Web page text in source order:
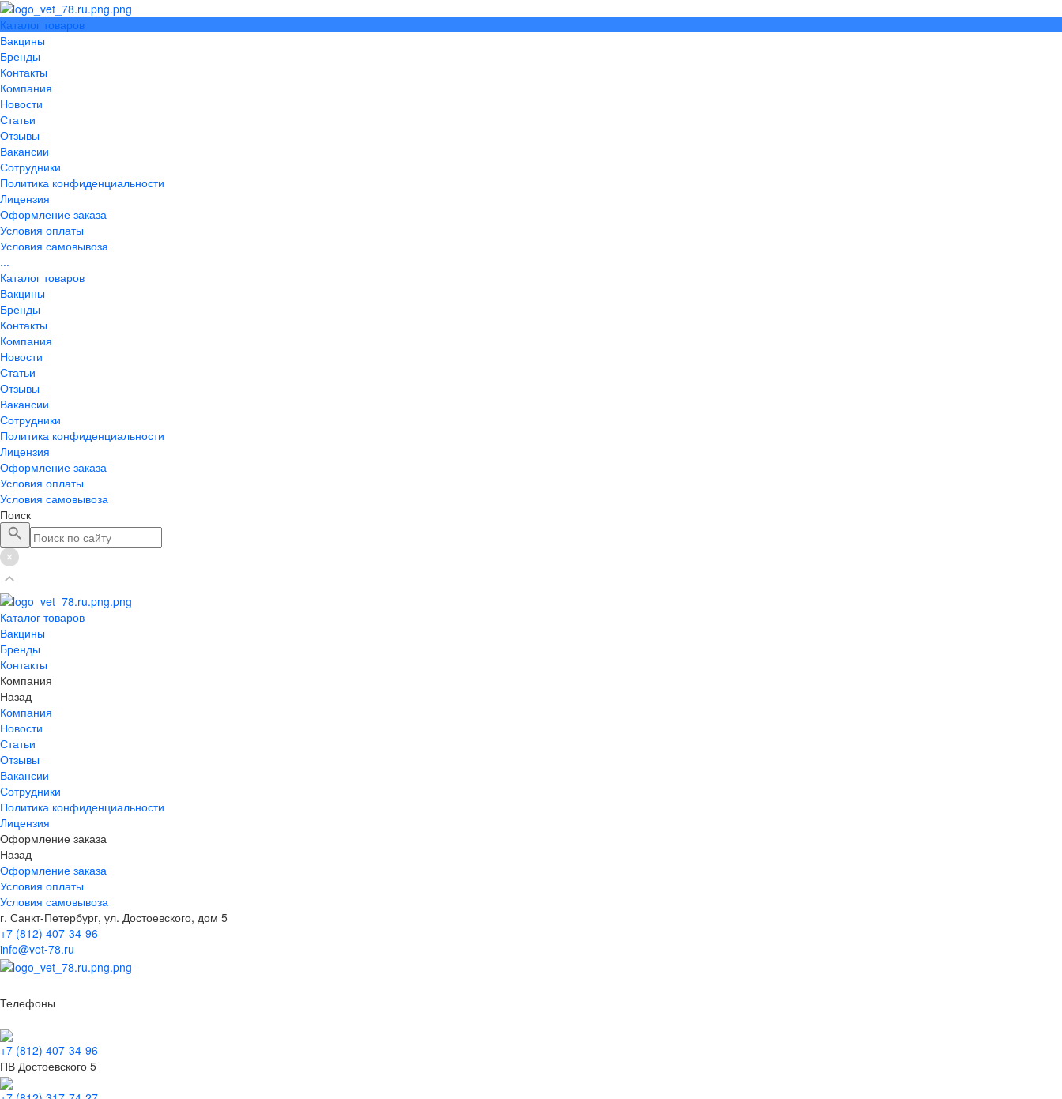
Каталог товаров
Вакцины
Бренды
Контакты
Компания
Новости
Статьи
Отзывы
Вакансии
Сотрудники
Политика конфиденциальности
Лицензия
Оформление заказа
Условия оплаты
Условия самовывоза
...
Каталог товаров
Вакцины
Бренды
Контакты
Компания
Новости
Статьи
Отзывы
Вакансии
Сотрудники
Политика конфиденциальности
Лицензия
Оформление заказа
Условия оплаты
Условия самовывоза
Поиск
Каталог товаров
Вакцины
Бренды
Контакты
Компания
Назад
Компания
Новости
Статьи
Отзывы
Вакансии
Сотрудники
Политика конфиденциальности
Лицензия
Оформление заказа
Назад
Оформление заказа
Условия оплаты
Условия самовывоза
г. Санкт-Петербург, ул. Достоевского, дом 5
+7 (812) 407-34-96
info@vet-78.ru
Телефоны
+7 (812) 407-34-96
ПВ Достоевского 5